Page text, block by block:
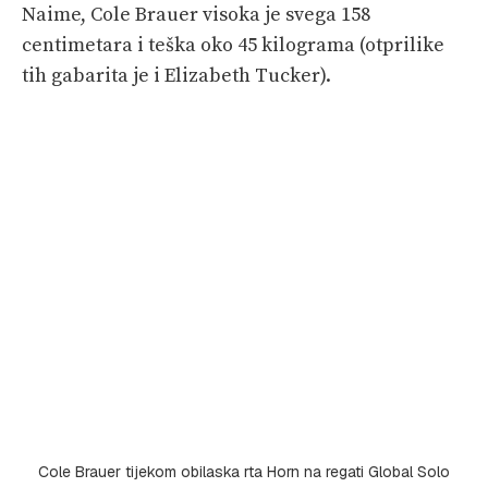
Naime, Cole Brauer visoka je svega 158
centimetara i teška oko 45 kilograma (otprilike
tih gabarita je i Elizabeth Tucker).
Cole Brauer tijekom obilaska rta Horn na regati Global Solo